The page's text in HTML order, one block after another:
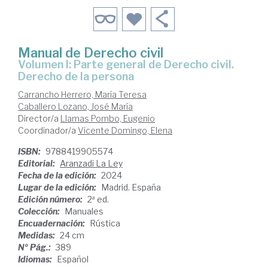
Manual de Derecho civil
Volumen I: Parte general de Derecho civil.
Derecho de la persona
Carrancho Herrero, María Teresa
Caballero Lozano, José María
Director/a Llamas Pombo, Eugenio
Coordinador/a Vicente Domingo, Elena
ISBN: 9788419905574
Editorial: Aranzadi La Ley
Fecha de la edición: 2024
Lugar de la edición: Madrid. España
Edición número: 2ª ed.
Colección: Manuales
Encuadernación: Rústica
Medidas: 24 cm
Nº Pág.: 389
Idiomas: Español